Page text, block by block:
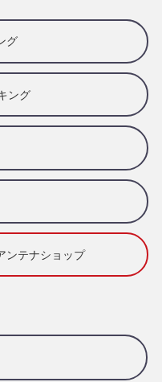
グ
ング
ンテナショップ